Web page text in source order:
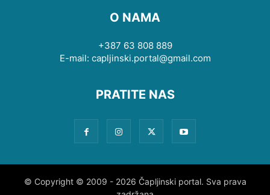
O NAMA
+387 63 808 889
E-mail: capljinski.portal@gmail.com
PRATITE NAS
© Copyright © 2009 - 2026 Čapljinski portal. Sva prava